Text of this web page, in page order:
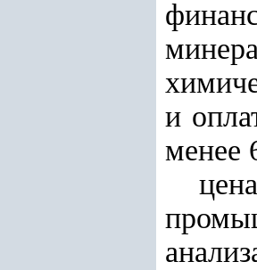
и
менее